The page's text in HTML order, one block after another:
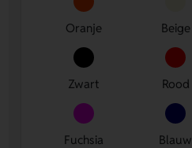
Veel kleurkeuze.
die past bij jouw stijl.
Oranje Beige
Zwart Rood
Fuchsia Blauw